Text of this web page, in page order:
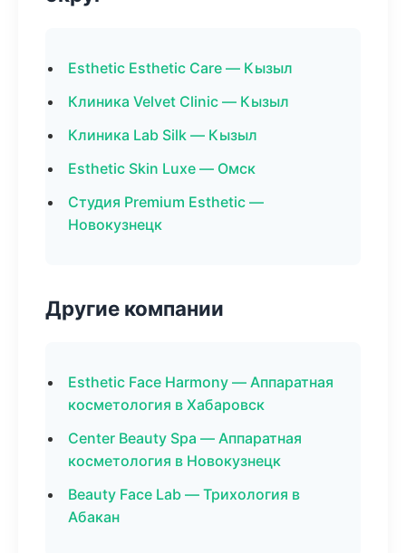
Esthetic Esthetic Care — Кызыл
Клиника Velvet Clinic — Кызыл
Клиника Lab Silk — Кызыл
Esthetic Skin Luxe — Омск
Студия Premium Esthetic —
Новокузнецк
Другие компании
Esthetic Face Harmony — Аппаратная
косметология в Хабаровск
Center Beauty Spa — Аппаратная
косметология в Новокузнецк
Beauty Face Lab — Трихология в
Абакан